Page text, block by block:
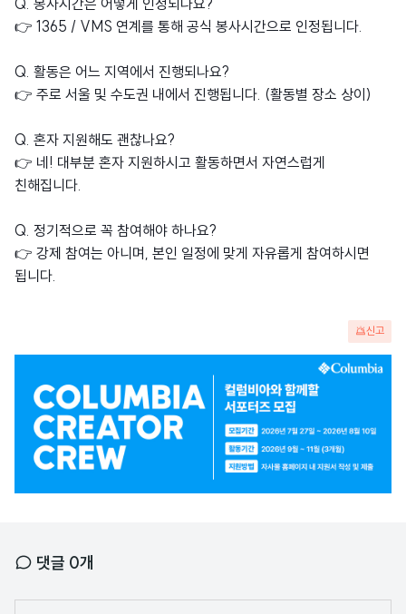
Q. 봉사시간은 어떻게 인정되나요?
👉 1365 / VMS 연계를 통해 공식 봉사시간으로 인정됩니다.
Q. 활동은 어느 지역에서 진행되나요?
👉 주로 서울 및 수도권 내에서 진행됩니다. (활동별 장소 상이)
Q. 혼자 지원해도 괜찮나요?
👉 네! 대부분 혼자 지원하시고 활동하면서 자연스럽게
친해집니다.
Q. 정기적으로 꼭 참여해야 하나요?
👉 강제 참여는 아니며, 본인 일정에 맞게 자유롭게 참여하시면
됩니다.
신고
댓글 0개